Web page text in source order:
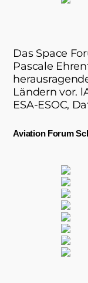
Das Space
Pascale
Ländern vor.
ESA-ESOC,
Aviation Forum